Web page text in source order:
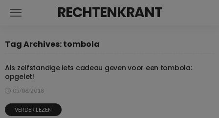
RECHTENKRANT
Tag Archives: tombola
Als zelfstandige iets cadeau geven voor een tombola:
opgelet!
05/06/2018
VERDER LEZEN